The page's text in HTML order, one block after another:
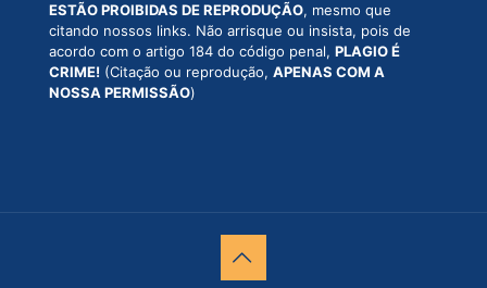
ESTÃO PROIBIDAS DE REPRODUÇÃO, mesmo que
citando nossos links. Não arrisque ou insista, pois de
acordo com o artigo 184 do código penal, PLAGIO É
CRIME! (Citação ou reprodução, APENAS COM A
NOSSA PERMISSÃO)